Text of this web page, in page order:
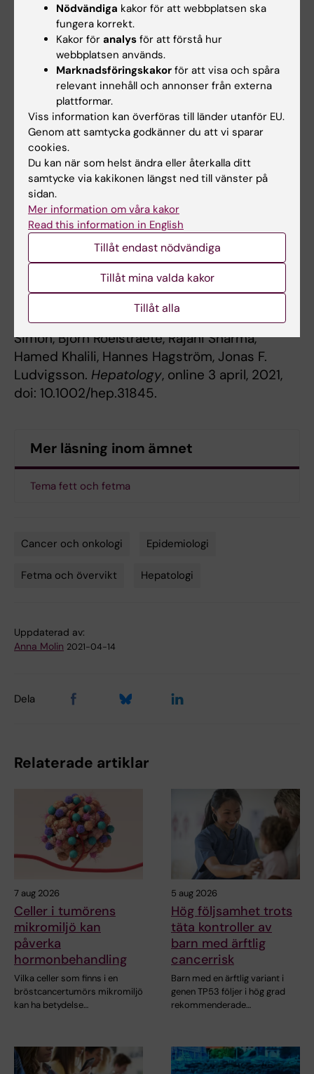
Jonas F. Ludvigsson leder en studie på
uppdrag av det svenska IBD-kvalitetsregistret
(SWIBREG). Den studien har fått finansiering
från Janssen. Förstaförfattaren Tracey G.
Simons institution har mottagit anslag från
Amgen och har varit konsult åt Aetion för
arbete utanför den aktuella studien.
Medförfattaren Hannes Hagströms institution
har mottagit forskningsanslag från
AstraZeneca, Intercept och Gilead, och han
har varit rådgivande styrelsemedlem i Bristol
Myers Squibb och Gilead.
Publikation
Cancer Risk in Patients With Biopsy‐
Confirmed Nonalcoholic Fatty Liver Disease: A
Population‐Based Cohort Study
”. Tracey G.
Simon, Bjorn Roelstraete, Rajani Sharma,
Hamed Khalili, Hannes Hagström, Jonas F.
Ludvigsson. Hepatology, online 3 april, 2021,
doi: 10.1002/hep.31845.
Mer läsning inom ämnet
Tema fett och fetma
Cancer och onkologi Epidemiologi
Fetma och övervikt Hepatologi
Uppdaterad av:
Anna Molin 2021-04-14
Dela
Relaterade artiklar
7 aug 2026
Celler i tumörens
mikromiljö kan
påverka
hormonbehandling
Vilka celler som finns i en
bröstcancertumörs mikromiljö
kan ha betydelse…
5 aug 2026
Hög följsamhet trots
täta kontroller av
barn med ärftlig
cancerrisk
Barn med en ärftlig variant i
genen TP53 följer i hög grad
rekommenderade…
Nödvändiga kakor för att webbplatsen ska
fungera korrekt.
Kakor för analys för att förstå hur
webbplatsen används.
Marknadsföringskakor för att visa och spåra
relevant innehåll och annonser från externa
plattformar.
Viss information kan överföras till länder utanför EU.
Genom att samtycka godkänner du att vi sparar
cookies.
Du kan när som helst ändra eller återkalla ditt
samtycke via kakikonen längst ned till vänster på
sidan.
Mer information om våra kakor
Read this information in English
Tillåt endast nödvändiga
Tillåt mina valda kakor
Tillåt alla